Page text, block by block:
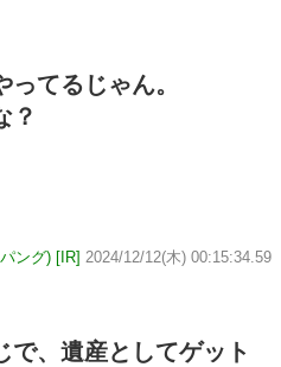
てるじゃん。
？
ング) [IR] 2024/12/12(木) 00:15:34.59
で、遺産としてゲット